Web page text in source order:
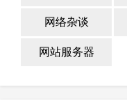
网络杂谈
网站服务器